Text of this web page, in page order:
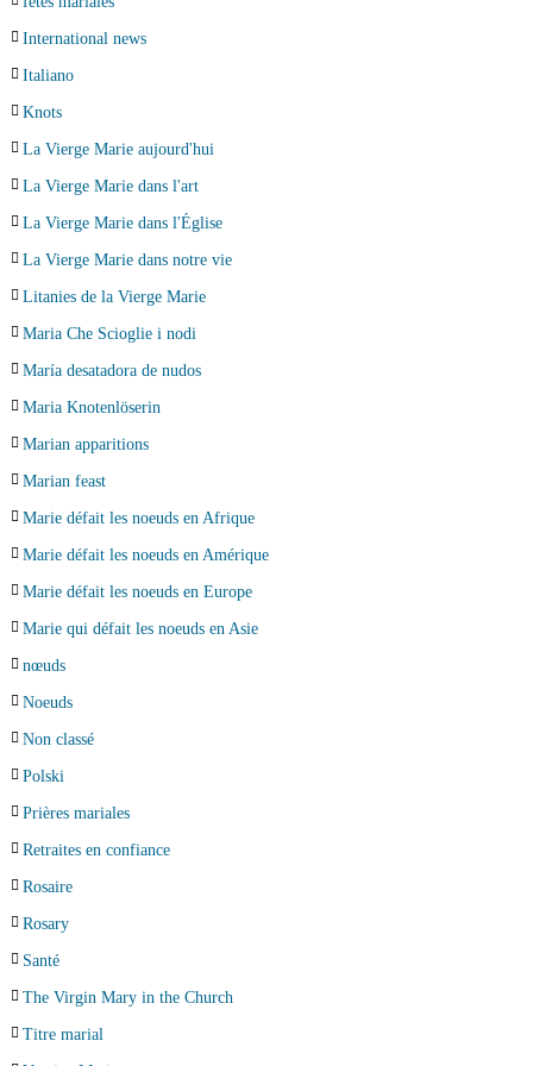
International news
Italiano
Knots
La Vierge Marie aujourd'hui
La Vierge Marie dans l'art
La Vierge Marie dans l'Église
La Vierge Marie dans notre vie
Litanies de la Vierge Marie
Maria Che Scioglie i nodi
María desatadora de nudos
Maria Knotenlöserin
Marian apparitions
Marian feast
Marie défait les noeuds en Afrique
Marie défait les noeuds en Amérique
Marie défait les noeuds en Europe
Marie qui défait les noeuds en Asie
nœuds
Noeuds
Non classé
Polski
Prières mariales
Retraites en confiance
Rosaire
Rosary
Santé
The Virgin Mary in the Church
Titre marial